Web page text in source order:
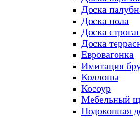
Доска
Доска пола
Доска
Доска
Евровагонка
Имитация
Коллоны
Косоур
Мебельный
Подоконная